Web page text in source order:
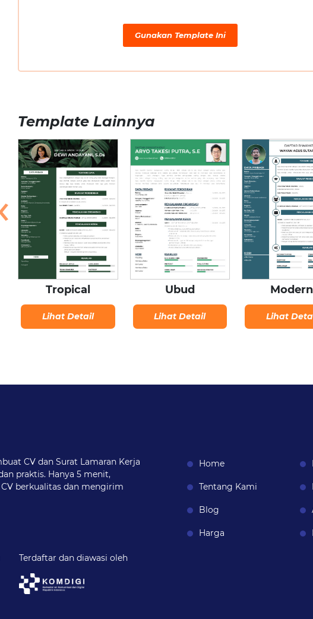
Gunakan Template Ini
Template Lainnya
Tropical
Lihat Detail
Ubud
Lihat Detail
Modern
Lihat
CV dan Surat Lamaran Kerja
praktis. Hanya 5 menit,
berkualitas dan mengirim
Terdaftar dan diawasi oleh
Home
Tentang Kami
Blog
Harga